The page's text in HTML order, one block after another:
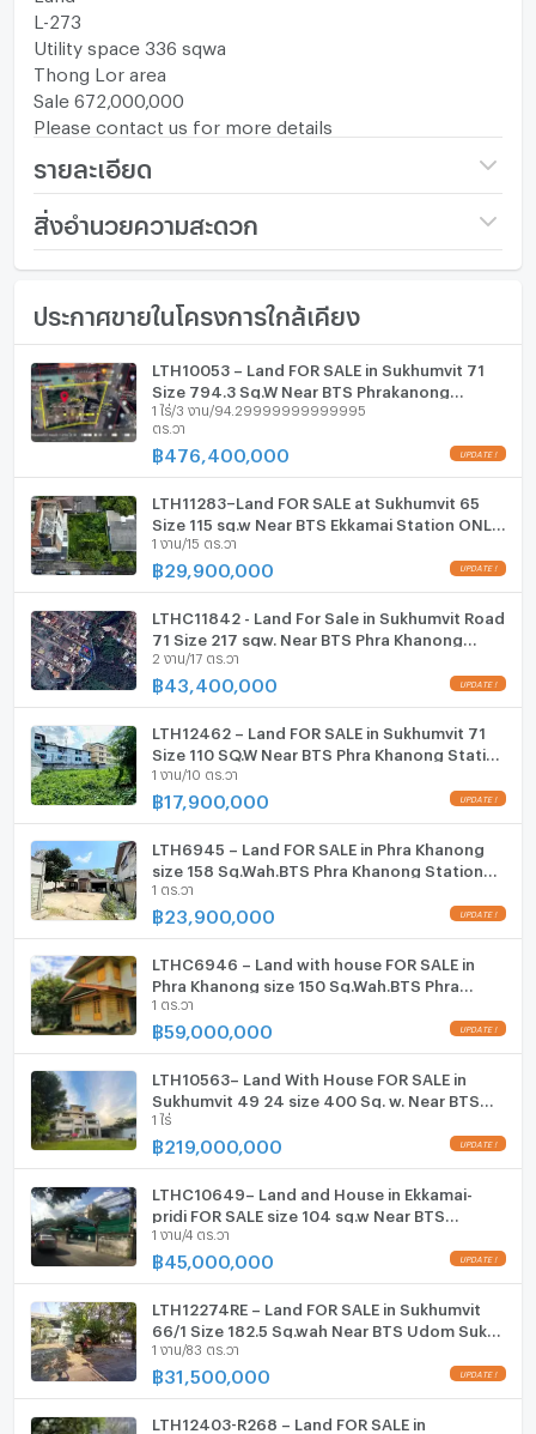
L-273
Utility space 336 sqwa
Thong Lor area
Sale 672,000,000
Please contact us for more details
รายละเอียด
ราคา 672,000,000
(2,000,000 บาท/ตร.วา)
ลึก (เมตร)
สิ่งอำนวยความสะดวก
เฟอร์นิเจอร์
โทรศัพท์บ้าน
เครื่องปรับอากาศ
เครื่องทำน้ำร้อน/น้ำอุ่น
ประตูห้องระบบ digital lock
อ่างอาบน้ำ
TV
เตาปรุงอาหาร
ตู้เย็น
เครื่องดูดควัน
ลิฟท์
ที่จอดรถ
ที่จอดรถจักรยานยนต์
มีอินเตอร์เน็ตไร้สาย (Wi-Fi) ในห้องพัก
กล้องวงจรปิด (CCTV)
สระว่ายน้ำ
โรงยิม / ฟิตเนส
ห้องซาวน่า
ห้องสตรีม
EV-Charger
เครื่องซักผ้า
ไมโครเวฟ
ประกาศขายในโครงการใกล้เคียง
LTH10053 – Land FOR SALE in Sukhumvit 71
Size 794.3 Sq.W Near BTS Phrakanong
Station ONLY 476.4 MB
1 ไร่/3 งาน/94.29999999999995
ตร.วา
฿ 476,400,000
LTH11283–Land FOR SALE at Sukhumvit 65
Size 115 sq.w Near BTS Ekkamai Station ONLY
29.9 MB
1 งาน/15 ตร.วา
฿29,900,000
LTHC11842 - Land For Sale in Sukhumvit Road
71 Size 217 sqw. Near BTS Phra Khanong
Station ONLY 43.4 MB
2 งาน/17 ตร.วา
฿ 43,400,000
LTH12462 – Land FOR SALE in Sukhumvit 71
Size 110 SQ.W Near BTS Phra Khanong Station
ONLY 17.9 MB
1 งาน/10 ตร.วา
฿17,900,000
LTH6945 – Land FOR SALE in Phra Khanong
size 158 Sq.Wah.BTS Phra Khanong Station
ONLY 23.90 MB
1 ตร.วา
฿23,900,000
LTHC6946 – Land with house FOR SALE in
Phra Khanong size 150 Sq.Wah.BTS Phra
Khanong Station ONLY 59 MB
1 ตร.วา
฿59,000,000
LTH10563– Land With House FOR SALE in
Sukhumvit 49 24 size 400 Sq. w. Near BTS
Thonglo Station ONLY 219 MB
1 ไร่
฿219,000,000
LTHC10649– Land and House in Ekkamai-
pridi FOR SALE size 104 sq.w Near BTS
1 งาน/4 ตร.วา
฿ 45,000,000
LTH12274RE – Land FOR SALE in Sukhumvit
66/1 Size 182.5 Sq.wah Near BTS Udom Suk
Station ONLY 31.5 MB
1 งาน/83 ตร.วา
฿31,500,000
LTH12403-R268 – Land FOR SALE in